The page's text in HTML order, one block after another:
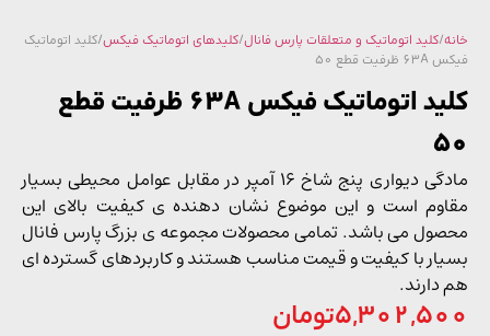
کلید اتوماتیک و متعلقات پارس فانال/ کلیدهای اتوماتیک فیکس/ کلید اتوماتیک
کلید اتوماتیک فیکس 63A ظرفیت قطع
مادگی دیواری پنج شاخ 16 آمپر در مقابل عوامل محیطی بسیار
است و این موضوع نشان دهنده ی کیفیت بالای این
می باشد. تمامی محصولات مجموعه ی بزرگ پارس فانال
با کیفیت و قیمت مناسب هستند و کاربردهای گسترده ای
تومان